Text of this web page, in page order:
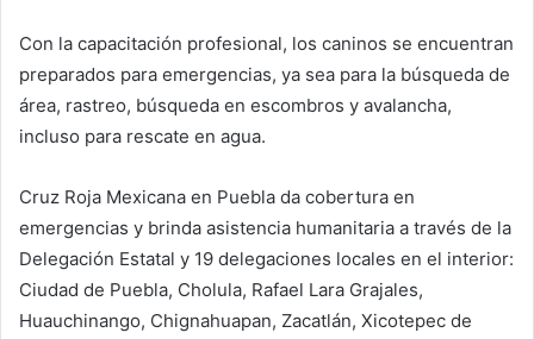
Con la capacitación profesional, los caninos se encuentran
preparados para emergencias, ya sea para la búsqueda de
área, rastreo, búsqueda en escombros y avalancha,
incluso para rescate en agua.
Cruz Roja Mexicana en Puebla da cobertura en
emergencias y brinda asistencia humanitaria a través de la
Delegación Estatal y 19 delegaciones locales en el interior:
Ciudad de Puebla, Cholula, Rafael Lara Grajales,
Huauchinango, Chignahuapan, Zacatlán, Xicotepec de